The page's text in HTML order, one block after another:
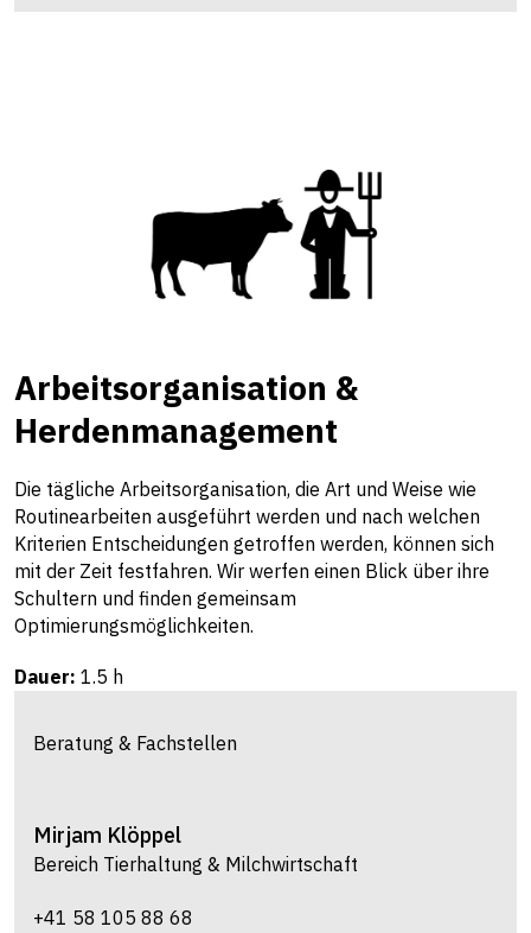
Arbeitsorganisation &
Herdenmanagement
Die tägliche Arbeitsorganisation, die Art und Weise wie
Routinearbeiten ausgeführt werden und nach welchen
Kriterien Entscheidungen getroffen werden, können sich
mit der Zeit festfahren. Wir werfen einen Blick über ihre
Schultern und finden gemeinsam
Optimierungsmöglichkeiten.
Dauer: 1.5 h